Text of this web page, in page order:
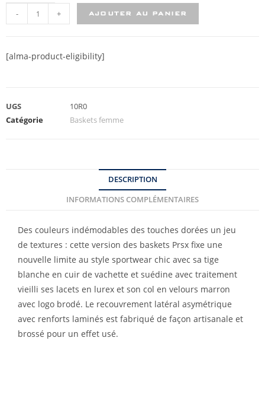
- + AJOUTER AU PANIER
[alma-product-eligibility]
UGS
10R0
Catégorie
Baskets femme
DESCRIPTION
INFORMATIONS COMPLÉMENTAIRES
Des couleurs indémodables des touches dorées un jeu
de textures : cette version des baskets Prsx fixe une
nouvelle limite au style sportwear chic avec sa tige
blanche en cuir de vachette et suédine avec traitement
vieilli ses lacets en lurex et son col en velours marron
avec logo brodé. Le recouvrement latéral asymétrique
avec renforts laminés est fabriqué de façon artisanale et
brossé pour un effet usé.